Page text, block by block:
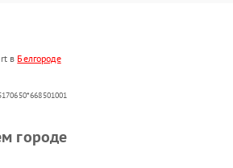
в Белгороде
городе